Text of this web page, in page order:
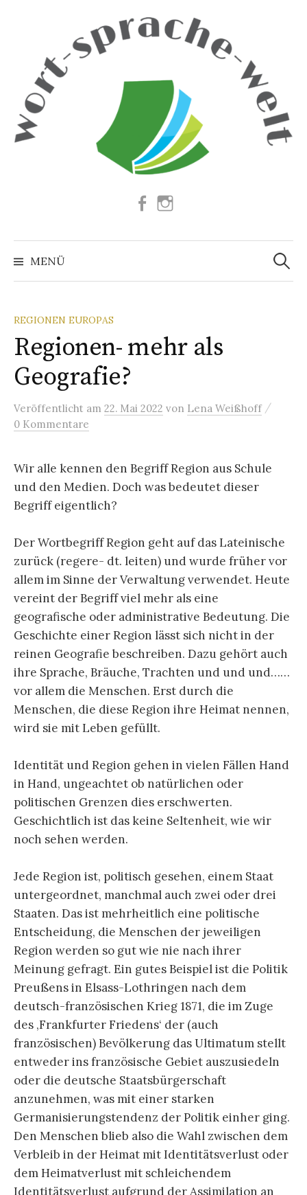
Facebook
MENÜ
Suchen
nach:
REGIONEN EUROPAS
Regionen- mehr als
Geografie?
Veröffentlicht am 22. Mai 2022 von Lena Weißhoff /
0 Kommentare
Wir alle kennen den Begriff Region aus Schule
und den Medien. Doch was bedeutet dieser
Begriff eigentlich?
Der Wortbegriff Region geht auf das Lateinische
zurück (regere- dt. leiten) und wurde früher vor
allem im Sinne der Verwaltung verwendet. Heute
vereint der Begriff viel mehr als eine
geografische oder administrative Bedeutung. Die
Geschichte einer Region lässt sich nicht in der
reinen Geografie beschreiben. Dazu gehört auch
ihre Sprache, Bräuche, Trachten und und und……
vor allem die Menschen. Erst durch die
Menschen, die diese Region ihre Heimat nennen,
wird sie mit Leben gefüllt.
Identität und Region gehen in vielen Fällen Hand
in Hand, ungeachtet ob natürlichen oder
politischen Grenzen dies erschwerten.
Geschichtlich ist das keine Seltenheit, wie wir
noch sehen werden.
Jede Region ist, politisch gesehen, einem Staat
untergeordnet, manchmal auch zwei oder drei
Staaten. Das ist mehrheitlich eine politische
Entscheidung, die Menschen der jeweiligen
Region werden so gut wie nie nach ihrer
Meinung gefragt. Ein gutes Beispiel ist die Politik
Preußens in Elsass-Lothringen nach dem
deutsch-französischen Krieg 1871, die im Zuge
des ‚Frankfurter Friedens‘ der (auch
französischen) Bevölkerung das Ultimatum stellt
entweder ins französische Gebiet auszusiedeln
oder die deutsche Staatsbürgerschaft
anzunehmen, was mit einer starken
Germanisierungstendenz der Politik einher ging.
Den Menschen blieb also die Wahl zwischen dem
Verbleib in der Heimat mit Identitätsverlust oder
dem Heimatverlust mit schleichendem
Identitätsverlust aufgrund der Assimilation an